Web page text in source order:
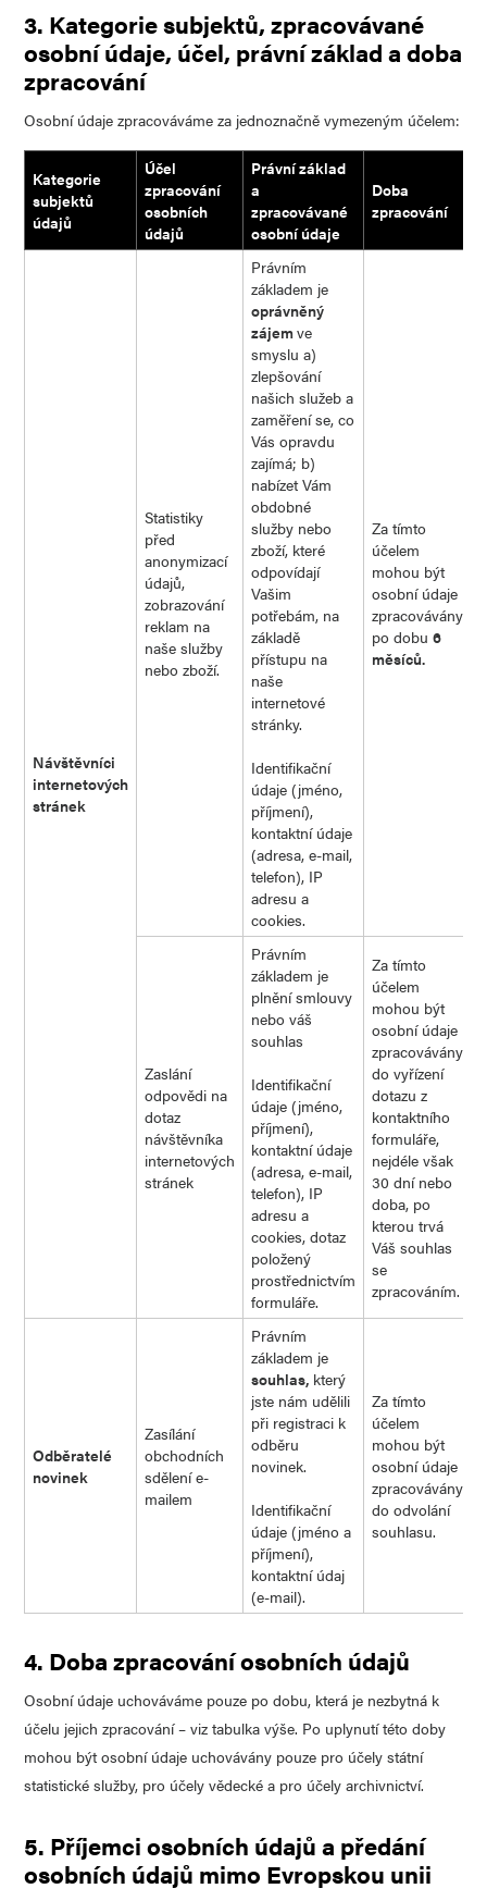
3. Kategorie subjektů, zpracovávané
osobní údaje, účel, právní základ a doba
zpracování
Osobní údaje zpracováváme za jednoznačně vymezeným účelem:
Kategorie
subjektů
údajů
Účel
zpracování
osobních
údajů
Právní základ
a
zpracovávané
osobní údaje
Doba
zpracování
Návštěvníci
internetových
stránek
Statistiky
před
anonymizací
údajů,
zobrazování
reklam na
naše služby
nebo zboží.
Právním
základem je
oprávněný
zájemve
smyslu a)
zlepšování
našich služeb a
zaměření se, co
Vás opravdu
zajímá; b)
nabízet Vám
obdobné
služby nebo
zboží, které
odpovídají
Vašim
potřebám, na
základě
přístupu na
naše
internetové
stránky.
Identifikační
údaje (jméno,
příjmení),
kontaktní údaje
(adresa, e-mail,
telefon), IP
adresu a
cookies.
Za tímto
účelem
mohou být
osobní údaje
zpracovávány
po dobu6
měsíců.
Zaslání
odpovědi na
dotaz
návštěvníka
internetových
stránek
Právním
základem je
plnění smlouvy
nebo váš
souhlas
Identifikační
údaje (jméno,
příjmení),
kontaktní údaje
(adresa, e-mail,
telefon), IP
adresu a
cookies, dotaz
položený
prostřednictvím
formuláře.
Za tímto
účelem
mohou být
osobní údaje
zpracovávány
do vyřízení
dotazu z
kontaktního
formuláře,
nejdéle však
30 dní nebo
doba, po
kterou trvá
Váš souhlas
se
zpracováním.
Odběratelé
novinek
Zasílání
obchodních
sdělení e-
mailem
Právním
základem je
souhlas, který
jste nám udělili
při registraci k
odběru
novinek.
Identifikační
údaje (jméno a
příjmení),
kontaktní údaj
(e-mail).
Za tímto
účelem
mohou být
osobní údaje
zpracovávány
do odvolání
souhlasu.
4. Doba zpracování osobních údajů
Osobní údaje uchováváme pouze po dobu, která je nezbytná k
účelu jejich zpracování – viz tabulka výše. Po uplynutí této doby
mohou být osobní údaje uchovávány pouze pro účely státní
statistické služby, pro účely vědecké a pro účely archivnictví.
5. Příjemci osobních údajů a předání
osobních údajů mimo Evropskou unii